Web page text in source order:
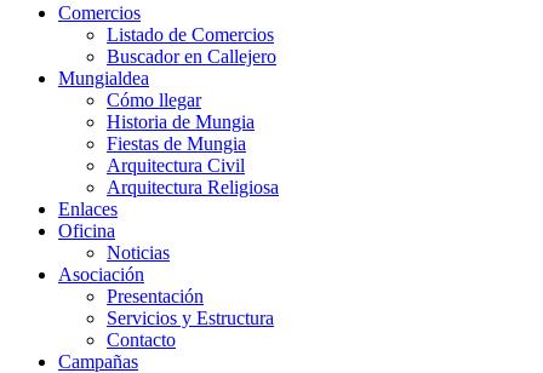
Comercios
Listado de Comercios
Buscador en Callejero
Mungialdea
Cómo llegar
Historia de Mungia
Fiestas de Mungia
Arquitectura Civil
Arquitectura Religiosa
Enlaces
Oficina
Noticias
Asociación
Presentación
Servicios y Estructura
Contacto
Campañas